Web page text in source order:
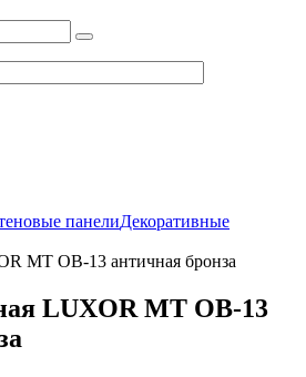
панелиДекоративные
MT OB-13 античная бронза
LUXOR MT OB-13